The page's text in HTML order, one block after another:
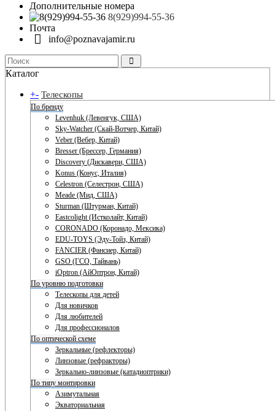
Дополнительные номера
8(929)994-55-36
Почта
info@poznavajamir.ru
Каталог
+- Телескопы
По бренду
Levenhuk (Левенгук, США)
Sky-Watcher (Скай-Вотчер, Китай)
Veber (Вебер, Китай)
Bresser (Брессер, Германия)
Discovery (Дискавери, США)
Konus (Конус, Италия)
Celestron (Селестрон, США)
Meade (Мид, США)
Sturman (Штурман, Китай)
Eastcolight (Истколайт, Китай)
CORONADO (Коронадо, Мексика)
EDU-TOYS (Эду-Тойз, Китай)
FANCIER (Фансиер, Китай)
GSO (ГСО, Тайвань)
iOptron (АйОптрон, Китай)
По уровню подготовки
Телескопы для детей
Для новичков
Для любителей
Для профессионалов
По оптической схеме
Зеркальные (рефлекторы)
Линзовые (рефракторы)
Зеркально-линзовые (катадиоптрики)
По типу монтировки
Азимутальная
Экваториальная